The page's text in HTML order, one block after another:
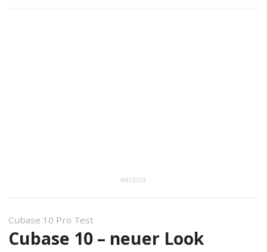
ANZEIGE
Cubase 10 Pro Test
Cubase 10 – neuer Look